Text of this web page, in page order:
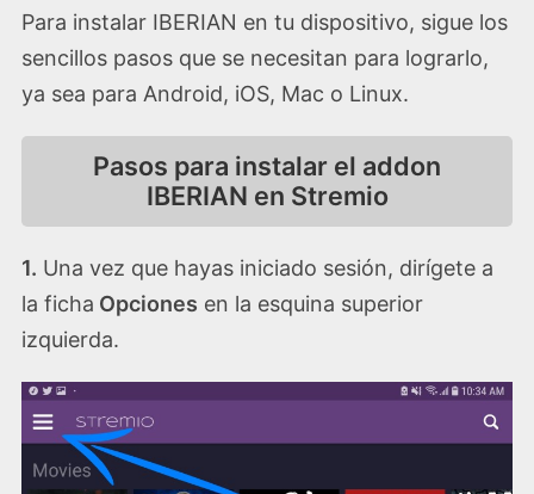
Para instalar IBERIAN en tu dispositivo, sigue los
sencillos pasos que se necesitan para lograrlo,
ya sea para Android, iOS, Mac o Linux.
Pasos para instalar el addon
IBERIAN en Stremio
1. Una vez que hayas iniciado sesión, dirígete a
la ficha Opciones en la esquina superior
izquierda.